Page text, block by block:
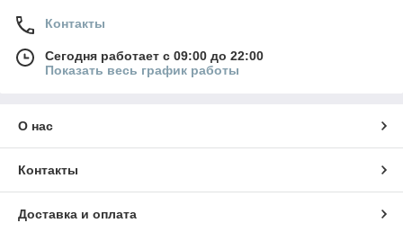
Контакты
Сегодня работает с 09:00 до 22:00
Показать весь график работы
О нас
Контакты
Доставка и оплата